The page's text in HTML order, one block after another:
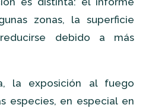
zonas, la superficie
debido a más
la exposición al fuego
especies, en especial en